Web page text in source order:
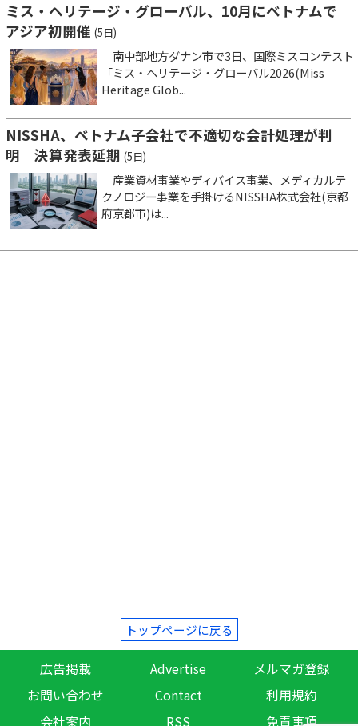
ミス・ヘリテージ・グローバル、10月にベトナムで
アジア初開催 (5日)
南中部地方ダナン市で3日、国際ミスコンテスト
「ミス・ヘリテージ・グローバル2026(Miss
Heritage Glob...
NISSHA、ベトナム子会社で不適切な会計処理が判
明 決算発表延期 (5日)
産業資材事業やディバイス事業、メディカルテ
クノロジー事業を手掛けるNISSHA株式会社(京都
府京都市)は...
トップページに戻る
広告掲載 Advertise
メルマガ登録
お問い合わせ
Contact
利用規約
会社案内
RSS 免責事項